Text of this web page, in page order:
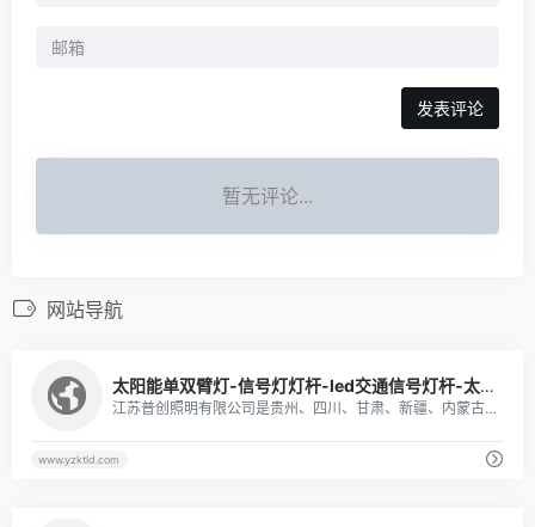
发表评论
暂无评论...
网站导航
太阳能单双臂灯-信号灯灯杆-led交通信号灯杆-太阳能led道路灯厂家-普创照明
江苏普创照明有限公司是贵州、四川、甘肃、新疆、内蒙古、广西等地专业的led交通信号灯、led交通信号灯厂家、单臂道路灯、双臂道路灯、道路灯、交通信号灯杆、太阳能led路灯厂家、太阳能道路灯等产品。是单臂道路灯领导品牌，提供单臂道路灯解决方案。想要了解厂家、价格、批发、生产厂家、图片、采购等问题，可致电江苏普创照明有限公司。
www.yzktld.com